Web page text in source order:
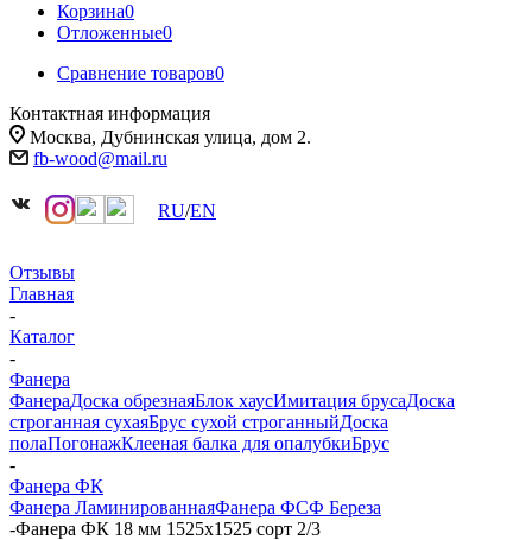
Корзина0
Отложенные0
Сравнение товаров0
Контактная информация
Москва, Дубнинская улица, дом 2.
fb-wood@mail.ru
RU/EN
Отзывы
Главная
-
Каталог
-
Фанера
ФанераДоска обрезнаяБлок хаусИмитация брусаДоска
строганная сухаяБрус сухой строганныйДоска
полаПогонажКлееная балка для опалубкиБрус
-
Фанера ФК
Фанера ЛаминированнаяФанера ФСФ Береза
-Фанера ФК 18 мм 1525х1525 сорт 2/3